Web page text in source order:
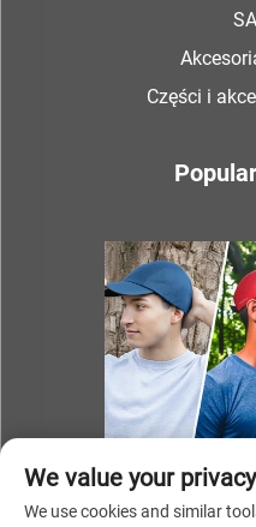
Części i
We value your privacy
We use cookies and similar